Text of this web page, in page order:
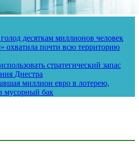
десяткам миллионов человек
охватила почти всю территорию
стратегический запас
Днестра
миллион евро в лотерею,
мусорный бак